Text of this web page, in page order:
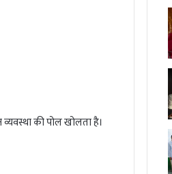
की पोल खोलता है।